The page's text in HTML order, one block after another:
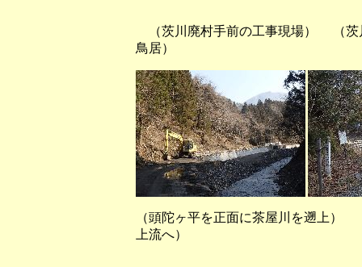
（茨川廃村手前の工事現場） （茨
鳥居）
（頭陀ヶ平を正面に茶屋川を
上流へ）